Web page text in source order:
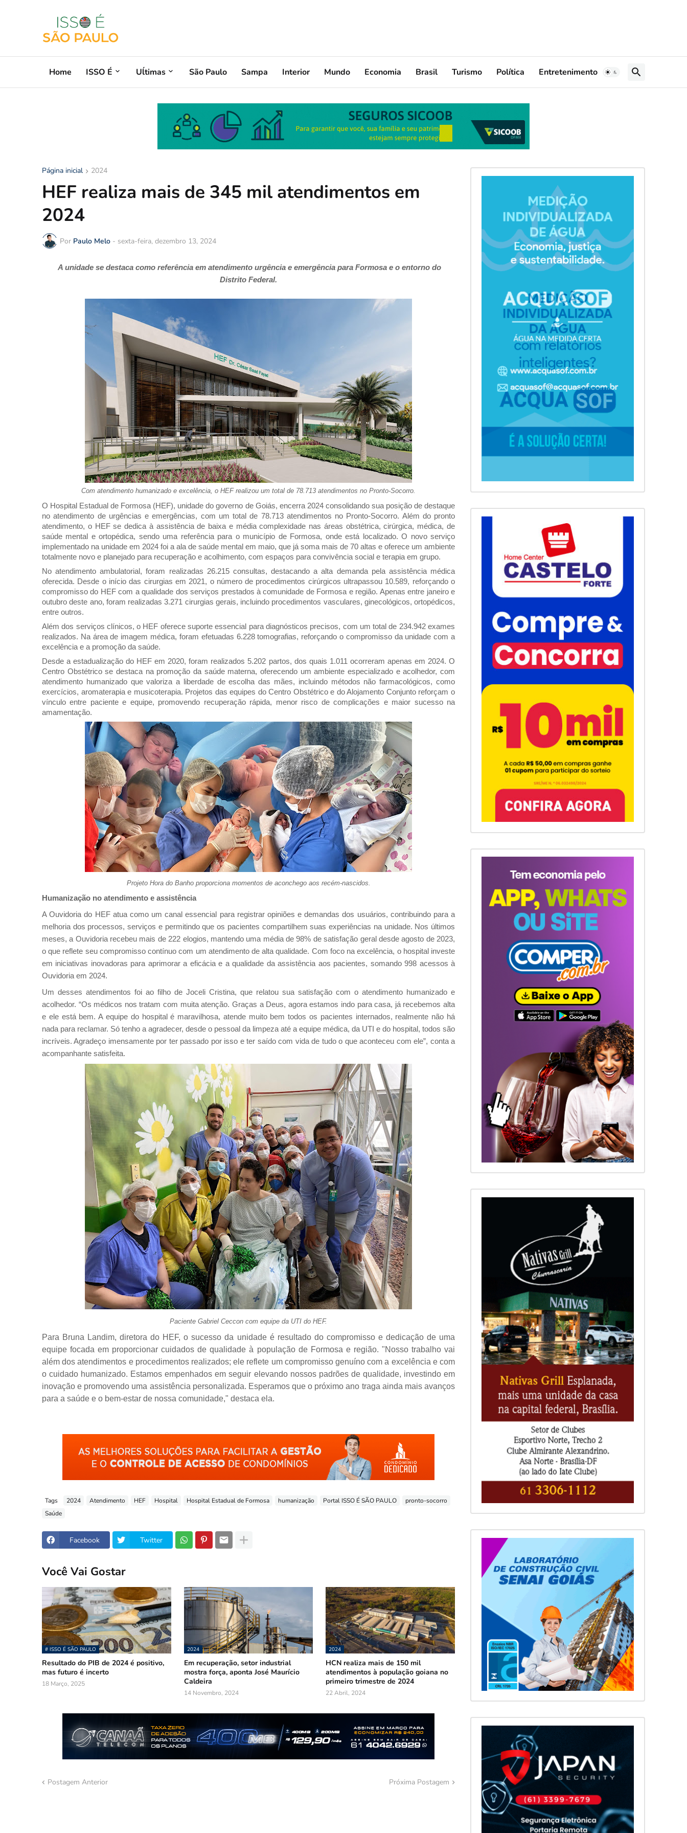
Home ISSO É Uĺtimas São Paulo Sampa Interior Mundo Economia Brasil Turismo Política Entretenimento
Página inicial 2024
HEF realiza mais de 345 mil atendimentos em
2024
Por Paulo Melo - sexta-feira, dezembro 13, 2024
A unidade se destaca como referência em atendimento urgência e emergência para Formosa e o entorno do
Distrito Federal.
Com atendimento humanizado e excelência, o HEF realizou um total de 78.713 atendimentos no Pronto-Socorro.
O Hospital Estadual de Formosa (HEF), unidade do governo de Goiás, encerra 2024 consolidando sua posição de destaque
no atendimento de urgências e emergências, com um total de 78.713 atendimentos no Pronto-Socorro. Além do pronto
atendimento, o HEF se dedica à assistência de baixa e média complexidade nas áreas obstétrica, cirúrgica, médica, de
saúde mental e ortopédica, sendo uma referência para o município de Formosa, onde está localizado. O novo serviço
implementado na unidade em 2024 foi a ala de saúde mental em maio, que já soma mais de 70 altas e oferece um ambiente
totalmente novo e planejado para recuperação e acolhimento, com espaços para convivência social e terapia em grupo.
No atendimento ambulatorial, foram realizadas 26.215 consultas, destacando a alta demanda pela assistência médica
oferecida. Desde o início das cirurgias em 2021, o número de procedimentos cirúrgicos ultrapassou 10.589, reforçando o
compromisso do HEF com a qualidade dos serviços prestados à comunidade de Formosa e região. Apenas entre janeiro e
outubro deste ano, foram realizadas 3.271 cirurgias gerais, incluindo procedimentos vasculares, ginecológicos, ortopédicos,
entre outros.
Além dos serviços clínicos, o HEF oferece suporte essencial para diagnósticos precisos, com um total de 234.942 exames
realizados. Na área de imagem médica, foram efetuadas 6.228 tomografias, reforçando o compromisso da unidade com a
excelência e a promoção da saúde.
Desde a estadualização do HEF em 2020, foram realizados 5.202 partos, dos quais 1.011 ocorreram apenas em 2024. O
Centro Obstétrico se destaca na promoção da saúde materna, oferecendo um ambiente especializado e acolhedor, com
atendimento humanizado que valoriza a liberdade de escolha das mães, incluindo métodos não farmacológicos, como
exercícios, aromaterapia e musicoterapia. Projetos das equipes do Centro Obstétrico e do Alojamento Conjunto reforçam o
vínculo entre paciente e equipe, promovendo recuperação rápida, menor risco de complicações e maior sucesso na
amamentação.
Projeto Hora do Banho proporciona momentos de aconchego aos recém-nascidos.
Humanização no atendimento e assistência
A Ouvidoria do HEF atua como um canal essencial para registrar opiniões e demandas dos usuários, contribuindo para a
melhoria dos processos, serviços e permitindo que os pacientes compartilhem suas experiências na unidade. Nos últimos
meses, a Ouvidoria recebeu mais de 222 elogios, mantendo uma média de 98% de satisfação geral desde agosto de 2023,
o que reflete seu compromisso contínuo com um atendimento de alta qualidade. Com foco na excelência, o hospital investe
em iniciativas inovadoras para aprimorar a eficácia e a qualidade da assistência aos pacientes, somando 998 acessos à
Ouvidoria em 2024.
Um desses atendimentos foi ao filho de Joceli Cristina, que relatou sua satisfação com o atendimento humanizado e
acolhedor. “Os médicos nos tratam com muita atenção. Graças a Deus, agora estamos indo para casa, já recebemos alta
e ele está bem. A equipe do hospital é maravilhosa, atende muito bem todos os pacientes internados, realmente não há
nada para reclamar. Só tenho a agradecer, desde o pessoal da limpeza até a equipe médica, da UTI e do hospital, todos são
incríveis. Agradeço imensamente por ter passado por isso e ter saído com vida de tudo o que aconteceu com ele”, conta a
acompanhante satisfeita.
Paciente Gabriel Ceccon com equipe da UTI do HEF.
Para Bruna Landim, diretora do HEF, o sucesso da unidade é resultado do compromisso e dedicação de uma
equipe focada em proporcionar cuidados de qualidade à população de Formosa e região. "Nosso trabalho vai
além dos atendimentos e procedimentos realizados; ele reflete um compromisso genuíno com a excelência e com
o cuidado humanizado. Estamos empenhados em seguir elevando nossos padrões de qualidade, investindo em
inovação e promovendo uma assistência personalizada. Esperamos que o próximo ano traga ainda mais avanços
para a saúde e o bem-estar de nossa comunidade," destaca ela.
Tags 2024 Atendimento HEF Hospital Hospital Estadual de Formosa humanização Portal ISSO É SÃO PAULO
pronto-socorro
Saúde
Facebook Twitter
Você Vai Gostar
# ISSO É SÃO PAULO
Resultado do PIB de 2024 é positivo,
mas futuro é incerto
18 Março, 2025
2024
Em recuperação, setor industrial
mostra força, aponta José Maurício
Caldeira
14 Novembro, 2024
2024
HCN realiza mais de 150 mil
atendimentos à população goiana no
primeiro trimestre de 2024
22 Abril, 2024
Postagem Anterior Próxima Postagem